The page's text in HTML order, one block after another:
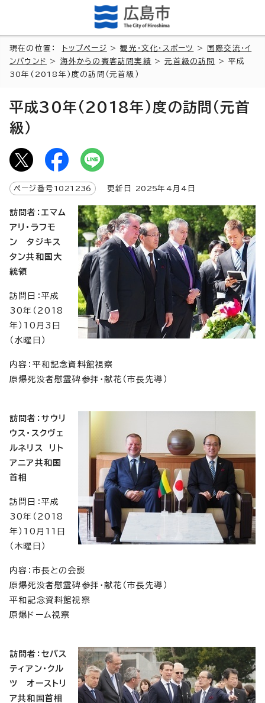
現在の位置： トップページ >観光・文化・スポーツ >
国際交流・イ
ンバウンド
> 海外からの賓客訪問実績 >元首級の訪問
> 平成
30年(2018年)度の訪問（元首級）
平成30年(2018年)度の訪問（元首
級）
ページ番号 1021236 更新日 2025年4月4日
訪問者：エマム
アリ・ラフモ
ン タジキス
タン共和国大
統領
訪問日：平成
30年（2018
年）10月3日
（水曜日）
内容：平和記念資料館視察
原爆死没者慰霊碑参拝・献花（市長先導）
訪問者：サウリ
ウス・スクヴェ
ルネリス
リト
アニア共和国
首相
訪問日：平成
30年（2018
年）10月11日
（木曜日）
内容：市長との会談
原爆死没者慰霊碑参拝・献花（市長先導）
平和記念資料館視察
原爆ドーム視察
訪問者：セバス
ティアン・クル
ツ オーストリ
ア共和国首相